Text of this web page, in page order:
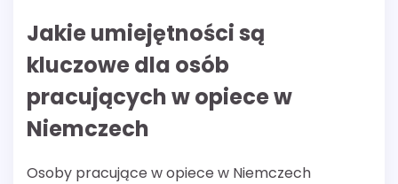
Jakie umiejętności są
kluczowe dla osób
pracujących w opiece w
Niemczech
Osoby pracujące w opiece w Niemczech